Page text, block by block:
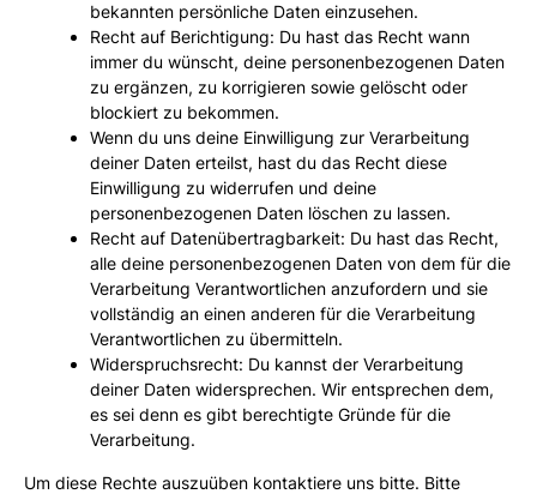
bekannten persönliche Daten einzusehen.
Recht auf Berichtigung: Du hast das Recht wann
immer du wünscht, deine personenbezogenen Daten
zu ergänzen, zu korrigieren sowie gelöscht oder
blockiert zu bekommen.
Wenn du uns deine Einwilligung zur Verarbeitung
deiner Daten erteilst, hast du das Recht diese
Einwilligung zu widerrufen und deine
personenbezogenen Daten löschen zu lassen.
Recht auf Datenübertragbarkeit: Du hast das Recht,
alle deine personenbezogenen Daten von dem für die
Verarbeitung Verantwortlichen anzufordern und sie
vollständig an einen anderen für die Verarbeitung
Verantwortlichen zu übermitteln.
Widerspruchsrecht: Du kannst der Verarbeitung
deiner Daten widersprechen. Wir entsprechen dem,
es sei denn es gibt berechtigte Gründe für die
Verarbeitung.
Um diese Rechte auszuüben kontaktiere uns bitte. Bitte